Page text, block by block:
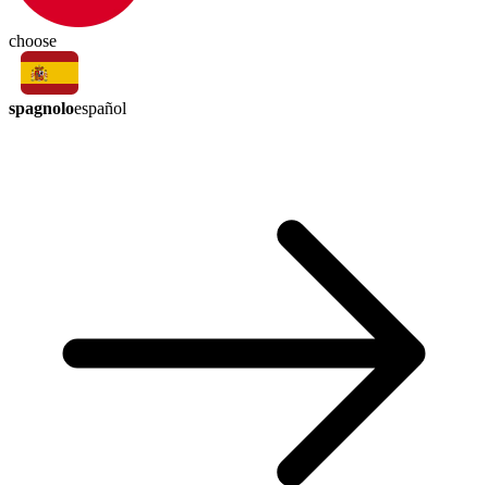
choose
spagnoloespañol